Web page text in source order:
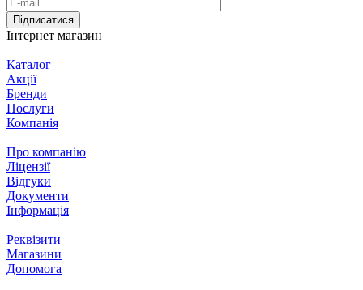
Підписатися
Інтернет магазин
Каталог
Акції
Бренди
Послуги
Компанія
Про компанію
Ліцензії
Відгуки
Документи
Інформація
Реквізити
Магазини
Допомога